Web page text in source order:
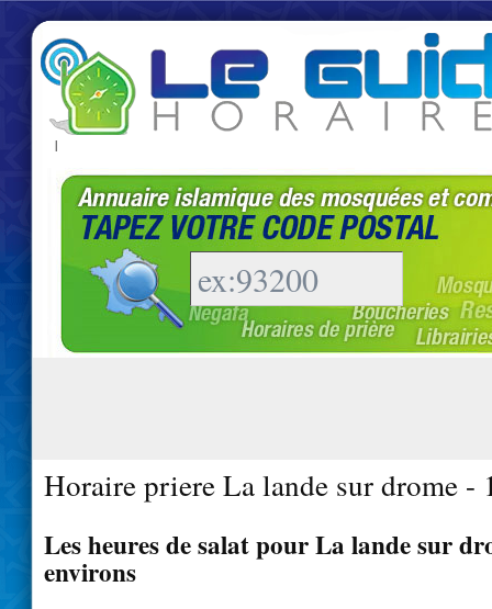
|
Horaire priere La lande sur drome -
Les heures de salat pour La lande sur
environs